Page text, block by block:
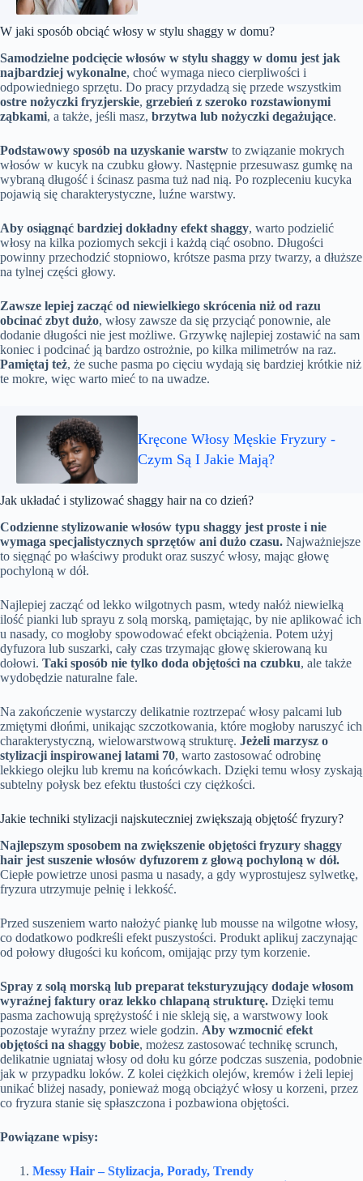
W jaki sposób obciąć włosy w stylu shaggy w domu?
Samodzielne podcięcie włosów w stylu shaggy w domu jest jak
najbardziej wykonalne, choć wymaga nieco cierpliwości i
odpowiedniego sprzętu. Do pracy przydadzą się przede wszystkim
ostre nożyczki fryzjerskie, grzebień z szeroko rozstawionymi
ząbkami, a także, jeśli masz, brzytwa lub nożyczki degażujące.
Podstawowy sposób na uzyskanie warstw to związanie mokrych
włosów w kucyk na czubku głowy. Następnie przesuwasz gumkę na
wybraną długość i ścinasz pasma tuż nad nią. Po rozpleceniu kucyka
pojawią się charakterystyczne, luźne warstwy.
Aby osiągnąć bardziej dokładny efekt shaggy, warto podzielić
włosy na kilka poziomych sekcji i każdą ciąć osobno. Długości
powinny przechodzić stopniowo, krótsze pasma przy twarzy, a dłuższe
na tylnej części głowy.
Zawsze lepiej zacząć od niewielkiego skrócenia niż od razu
obcinać zbyt dużo, włosy zawsze da się przyciąć ponownie, ale
dodanie długości nie jest możliwe. Grzywkę najlepiej zostawić na sam
koniec i podcinać ją bardzo ostrożnie, po kilka milimetrów na raz.
Pamiętaj też, że suche pasma po cięciu wydają się bardziej krótkie niż
te mokre, więc warto mieć to na uwadze.
Kręcone Włosy Męskie Fryzury -
Czym Są I Jakie Mają?
Jak układać i stylizować shaggy hair na co dzień?
Codzienne stylizowanie włosów typu shaggy jest proste i nie
wymaga specjalistycznych sprzętów ani dużo czasu. Najważniejsze
to sięgnąć po właściwy produkt oraz suszyć włosy, mając głowę
pochyloną w dół.
Najlepiej zacząć od lekko wilgotnych pasm, wtedy nałóż niewielką
ilość pianki lub sprayu z solą morską, pamiętając, by nie aplikować ich
u nasady, co mogłoby spowodować efekt obciążenia. Potem użyj
dyfuzora lub suszarki, cały czas trzymając głowę skierowaną ku
dołowi. Taki sposób nie tylko doda objętości na czubku, ale także
wydobędzie naturalne fale.
Na zakończenie wystarczy delikatnie roztrzepać włosy palcami lub
zmiętymi dłońmi, unikając szczotkowania, które mogłoby naruszyć ich
charakterystyczną, wielowarstwową strukturę. Jeżeli marzysz o
stylizacji inspirowanej latami 70, warto zastosować odrobinę
lekkiego olejku lub kremu na końcówkach. Dzięki temu włosy zyskają
subtelny połysk bez efektu tłustości czy ciężkości.
Jakie techniki stylizacji najskuteczniej zwiększają objętość fryzury?
Najlepszym sposobem na zwiększenie objętości fryzury shaggy
hair jest suszenie włosów dyfuzorem z głową pochyloną w dół.
Ciepłe powietrze unosi pasma u nasady, a gdy wyprostujesz sylwetkę,
fryzura utrzymuje pełnię i lekkość.
Przed suszeniem warto nałożyć piankę lub mousse na wilgotne włosy,
co dodatkowo podkreśli efekt puszystości. Produkt aplikuj zaczynając
od połowy długości ku końcom, omijając przy tym korzenie.
Spray z solą morską lub preparat teksturyzujący dodaje włosom
wyraźnej faktury oraz lekko chlapaną strukturę. Dzięki temu
pasma zachowują sprężystość i nie skleją się, a warstwowy look
pozostaje wyraźny przez wiele godzin. Aby wzmocnić efekt
objętości na shaggy bobie, możesz zastosować technikę scrunch,
delikatnie ugniataj włosy od dołu ku górze podczas suszenia, podobnie
jak w przypadku loków. Z kolei ciężkich olejów, kremów i żeli lepiej
unikać bliżej nasady, ponieważ mogą obciążyć włosy u korzeni, przez
co fryzura stanie się spłaszczona i pozbawiona objętości.
Powiązane wpisy:
Messy Hair – Stylizacja, Porady, Trendy